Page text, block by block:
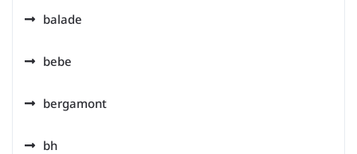
balade
bebe
bergamont
bh